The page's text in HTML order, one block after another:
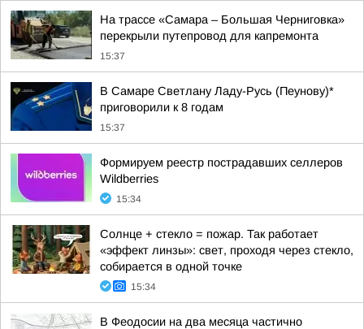
На трассе «Самара – Большая Черниговка»
перекрыли путепровод для капремонта
15:37
В Самаре Светлану Ладу-Русь (Пеунову)*
приговорили к 8 годам
15:37
Формируем реестр пострадавших селлеров
Wildberries
15:34
Солнце + стекло = пожар. Так работает
«эффект линзы»: свет, проходя через стекло,
собирается в одной точке
15:34
В Феодосии на два месяца частично